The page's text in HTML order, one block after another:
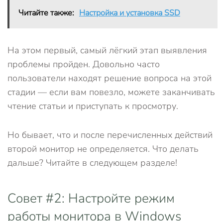
Читайте также: Настройка и установка SSD
На этом первый, самый лёгкий этап выявления
проблемы пройден. Довольно часто
пользователи находят решение вопроса на этой
стадии — если вам повезло, можете заканчивать
чтение статьи и приступать к просмотру.
Но бывает, что и после перечисленных действий
второй монитор не определяется. Что делать
дальше? Читайте в следующем разделе!
Совет #2: Настройте режим
работы монитора в Windows